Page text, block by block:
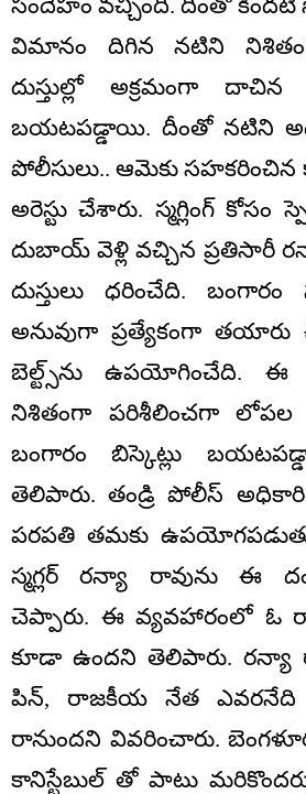
విమానం దిగిన నటిని
దుస్తుల్లో అక్రమంగా దాచిన
బయటపడ్డాయి. దీంతో నటిని
పోలీసులు.. ఆమెకు సహకరించిన
అరెస్టు చేశారు. స్మగ్లింగ్ కోసం
దుబాయ్ వెళ్లి వచ్చిన ప్రతిసారీ
దుస్తులు ధరించేది. బంగారం
అనువుగా ప్రత్యేకంగా తయారు
బెల్ట్స్‌ను ఉపయోగించేది. ఈ
నిశితంగా పరిశీలించగా
బంగారం బిస్కెట్లు
తెలిపారు. తండ్రి పోలీస్
పరపతి తమకు
స్మగ్లర్ రన్యా రావును ఈ
చెప్పారు. ఈ వ్యవహారంలో ఓ
కూడా ఉందని తెలిపారు. రన్యా
పిన్, రాజకీయ నేత ఎవరనేది
రానుందని వివరించారు.
కానిస్టేబుల్ తో పాటు